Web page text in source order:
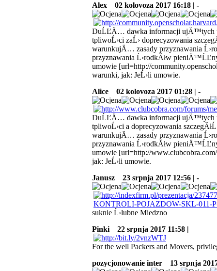
Alex
02 kolovoza 2017 16:18 | -
DuĹĽÄ… dawka informacji ujÄ™tych
tpliwoĹ›ci zaĹ› doprecyzowania
warunkujÄ… zasady przyznawania
przyznawania Ĺ›rodkĂłw
umowie [url=http://
warunki, jak: JeĹ›li umowie.
Alice
02 kolovoza 2017 01:28 | -
DuĹĽÄ… dawka informacji ujÄ™tych
tpliwoĹ›ci a doprecyzowania
warunkujÄ… zasady przyznawania
przyznawania Ĺ›rodkĂłw
umowie [url=http://
jak: JeĹ›li umowie.
Janusz
23 srpnja 2017 12:56 | -
suknie Ĺ›lubne Miedzno
Pinki
22 srpnja 2017 11:58 |
For the well Packers and Movers,
pozycjonowanie inter
13 srpnja